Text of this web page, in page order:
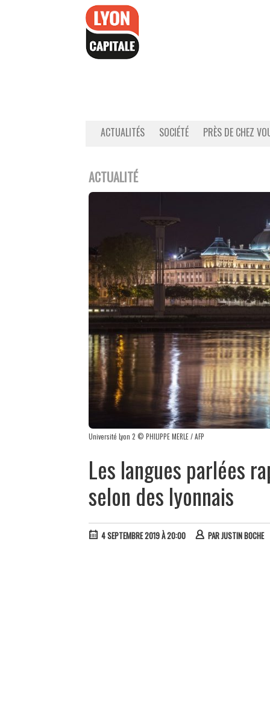
ACTUALITÉS SOCIÉTÉ PRÈS DE CHEZ
ACTUALITÉ
Université Lyon 2 © PHILIPPE MERLE / AFP
Les langues parlées
selon des lyonnais
4 SEPTEMBRE 2019 À 20:00 PARJUSTIN BOCHE